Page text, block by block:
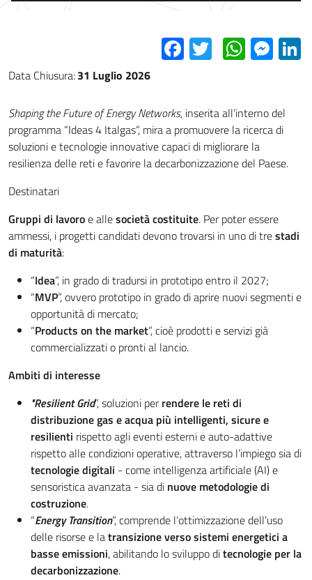
Facebook
Twitter
Data Chiusura:31 Luglio 2026
Shaping the Future of Energy Networks, inserita all’interno del
programma “Ideas 4 Italgas”, mira a promuovere la ricerca di
soluzioni e tecnologie innovative capaci di migliorare la
resilienza delle reti e favorire la decarbonizzazione del Paese.
Destinatari
Gruppi di lavoroe allesocietà costituite. Per poter essere
ammessi, i progetti candidati devono trovarsi in uno di trestadi
di maturità:
“Idea”, in grado di tradursi in prototipo entro il 2027;
“MVP”, ovvero prototipo in grado di aprire nuovi segmenti e
opportunità di mercato;
“Products on the market”, cioè prodotti e servizi già
commercializzati o pronti al lancio.
Ambiti di interesse
"Resilient Grid”, soluzioni perrendere le reti di
distribuzione gas e acqua più intelligenti, sicure e
resilienti rispetto agli eventi esterni e auto-adattive
rispetto alle condizioni operative, attraverso l’impiego sia di
tecnologie digitali - come intelligenza artificiale (AI) e
sensoristica avanzata - sia di nuove metodologie di
costruzione.
“Energy Transition”, comprende l’ottimizzazione dell’uso
delle risorse e latransizione verso sistemi energetici a
basse emissioni, abilitando lo sviluppo ditecnologie per la
decarbonizzazione.